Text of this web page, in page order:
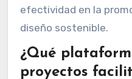
efectividad en la
diseño sostenible.
¿Qué
proyectos